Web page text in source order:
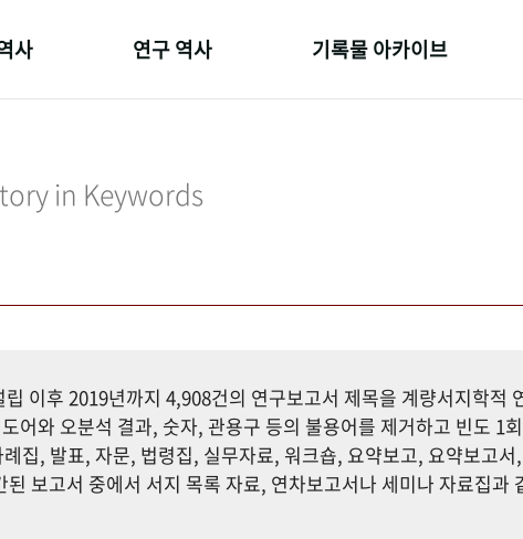
사
들
연구 역사
키워드로 보는 연구 역사
기록물 아카이브
in Keywords
이후 2019년까지 4,908건의 연구보고서 제목을 계량서지학적
어와 오분석 결과, 숫자, 관용구 등의 불용어를 제거하고 빈도 1
집, 발표, 자문, 법령집, 실무자료, 워크숍, 요약보고, 요약보고
보고서 중에서 서지 목록 자료, 연차보고서나 세미나 자료집과